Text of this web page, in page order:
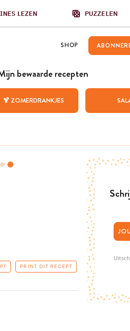
LEZEN PUZZELEN
SHOP
bewaarde recepten
🍹 ZOMERDRANKJES
PRINT DIT RECEPT